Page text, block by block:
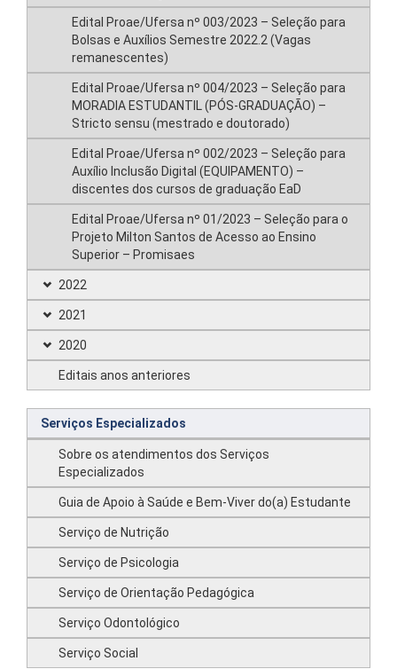
Edital Proae/Ufersa nº 003/2023 – Seleção para
Bolsas e Auxílios Semestre 2022.2 (Vagas
remanescentes)
Edital Proae/Ufersa nº 004/2023 – Seleção para
MORADIA ESTUDANTIL (PÓS-GRADUAÇÃO) –
Stricto sensu (mestrado e doutorado)
Edital Proae/Ufersa nº 002/2023 – Seleção para
Auxílio Inclusão Digital (EQUIPAMENTO) –
discentes dos cursos de graduação EaD
Edital Proae/Ufersa nº 01/2023 – Seleção para o
Projeto Milton Santos de Acesso ao Ensino
Superior – Promisaes
2022
2021
2020
Editais anos anteriores
Serviços Especializados
Sobre os atendimentos dos Serviços
Especializados
Guia de Apoio à Saúde e Bem-Viver do(a) Estudante
Serviço de Nutrição
Serviço de Psicologia
Serviço de Orientação Pedagógica
Serviço Odontológico
Serviço Social